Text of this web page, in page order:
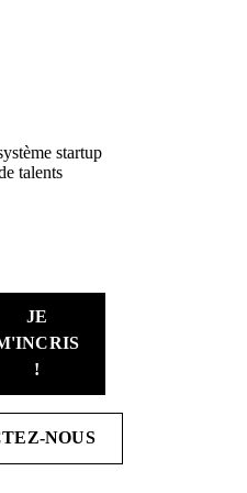
startup
talents
JE
!
NOUS